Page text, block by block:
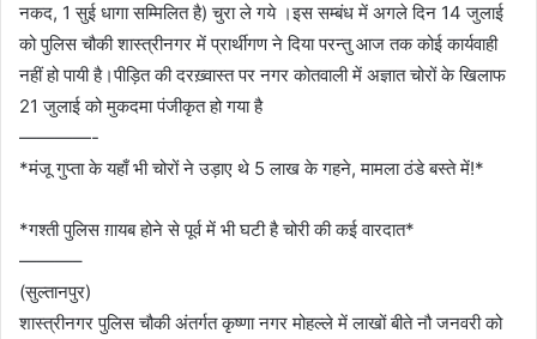
नकद, 1 सुई धागा सम्मिलित है) चुरा ले गये ।इस सम्बंध में अगले दिन 14 जुलाई
को पुलिस चौकी शास्त्रीनगर में प्रार्थीगण ने दिया परन्तु आज तक कोई कार्यवाही
नहीं हो पायी है।पीड़ित की दरख़्वास्त पर नगर कोतवाली में अज्ञात चोरों के खिलाफ
21 जुलाई को मुकदमा पंजीकृत हो गया है
————-
*मंजू गुप्ता के यहाँ भी चोरों ने उड़ाए थे 5 लाख के गहने, मामला ठंडे बस्ते में!*
*गश्ती पुलिस ग़ायब होने से पूर्व में भी घटी है चोरी की कई वारदात*
———–
(सुल्तानपुर)
शास्त्रीनगर पुलिस चौकी अंतर्गत कृष्णा नगर मोहल्ले में लाखों बीते नौ जनवरी को